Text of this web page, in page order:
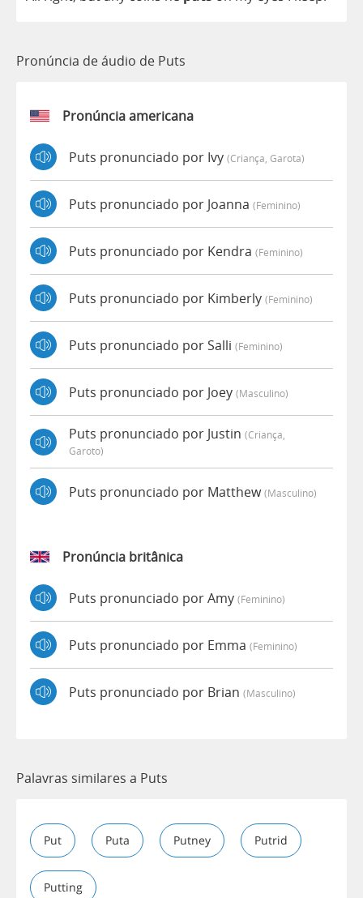
Pronúncia de áudio de Puts
Pronúncia americana
Puts pronunciado por Ivy (criança, Garota)
Puts pronunciado por Joanna (feminino)
Puts pronunciado por Kendra (feminino)
Puts pronunciado por Kimberly (feminino)
Puts pronunciado por Salli (feminino)
Puts pronunciado por Joey (masculino)
Puts pronunciado por Justin (criança,
Garoto)
Puts pronunciado por Matthew(masculino)
Pronúncia britânica
Puts pronunciado por Amy (feminino)
Puts pronunciado por Emma (feminino)
Puts pronunciado por Brian (masculino)
Palavras similares a Puts
Put Puta Putney Putrid
Putting